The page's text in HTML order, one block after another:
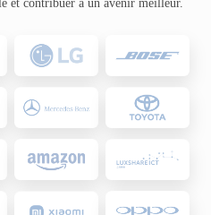
et contribuer à un avenir meilleur.